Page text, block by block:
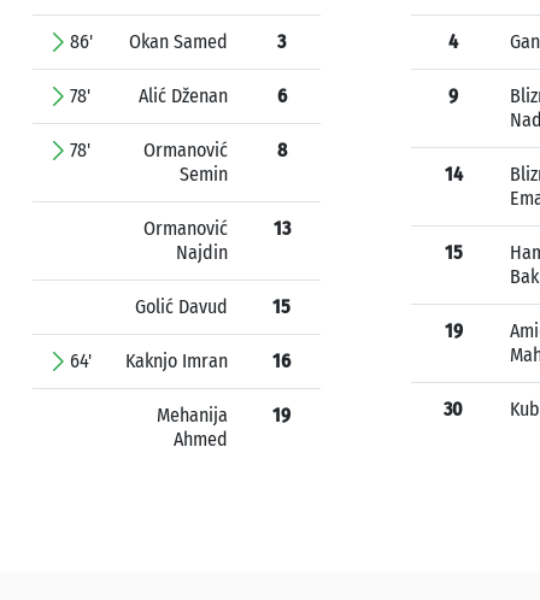
86' Okan Samed 3
78' Alić Dženan 6
78'
Ormanović
Semin
8
Ormanović
Najdin
13
Golić Davud 15
64' Kaknjo Imran 16
Mehanija
Ahmed
19
4
9
14
15
19
30